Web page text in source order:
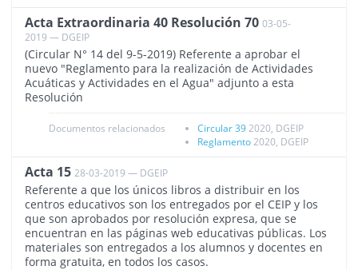
Acta Extraordinaria 40 Resolución 70 03-05-
2019 — DGEIP
(Circular N° 14 del 9-5-2019) Referente a aprobar el
nuevo "Reglamento para la realización de Actividades
Acuáticas y Actividades en el Agua" adjunto a esta
Resolución
Documentos relacionados Circular 392020, DGEIP
Reglamento2020, DGEIP
Acta 15 28-03-2019 — DGEIP
Referente a que los únicos libros a distribuir en los
centros educativos son los entregados por el CEIP y los
que son aprobados por resolución expresa, que se
encuentran en las páginas web educativas públicas. Los
materiales son entregados a los alumnos y docentes en
forma gratuita, en todos los casos.